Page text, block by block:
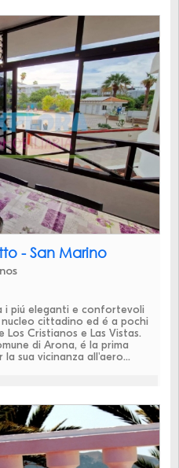
- San Marino
i piú eleganti e confortevoli
cittadino ed é a pochi
Los Cristianos e Las Vistas.
di Arona, é la prima
sua vicinanza all'aero...